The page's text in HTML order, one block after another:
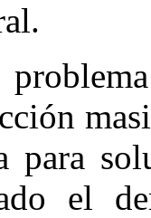
para
el